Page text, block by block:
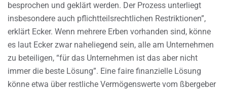
besprochen und geklärt werden. Der Prozess unterliegt
insbesondere auch pflichtteilsrechtlichen Restriktionen”,
erklärt Ecker. Wenn mehrere Erben vorhanden sind, könne
es laut Ecker zwar naheliegend sein, alle am Unternehmen
zu beteiligen, “für das Unternehmen ist das aber nicht
immer die beste Lösung”. Eine faire finanzielle Lösung
könne etwa über restliche Vermögenswerte vom ßbergeber